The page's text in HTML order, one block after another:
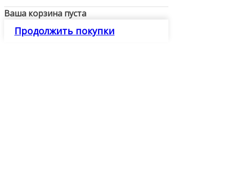
Ваша корзина пуста
Продолжить покупки